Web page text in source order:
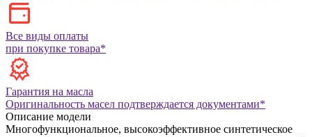
Все виды оплаты
при покупке товара*
Гарантия на масла
Оригинальность масел подтверждается документами*
Описание модели
Многофункциональное, высокоэффективное синтетическое